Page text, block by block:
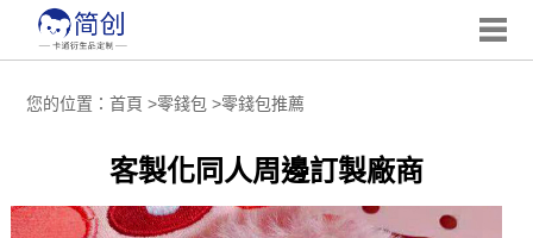
您的位置： 首頁 >零錢包 >零錢包推薦
客製化同人周邊訂製廠商